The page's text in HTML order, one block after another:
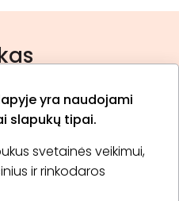
yra naudojami
slapukų tipai.
svetainės veikimui,
ir rinkodaros
politika